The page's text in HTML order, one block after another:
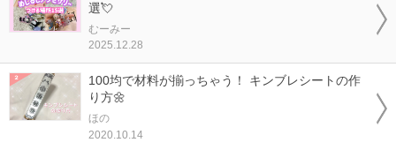
選💘
むーみー
2025.12.28
100均で材料が揃っちゃう！ キンブレシートの作
り方🌼
ほの
2020.10.14